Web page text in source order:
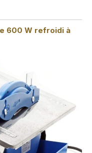
600 W refroidi à